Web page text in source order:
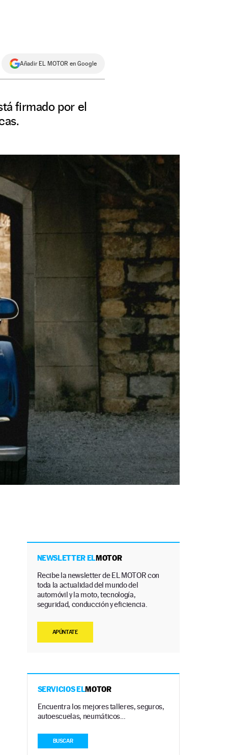
Añadir EL MOTOR en Google
firmado por el
NEWSLETTER ELMOTOR
Recibe la newsletter de EL MOTOR con
toda la actualidad del mundo del
automóvil y la moto, tecnología,
seguridad, conducción y eficiencia.
APÚNTATE
SERVICIOS ELMOTOR
Encuentra los mejores talleres, seguros,
autoescuelas, neumáticos…
BUSCAR